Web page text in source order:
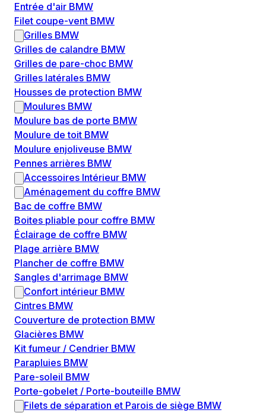
Entrée d'air BMW
Filet coupe-vent BMW
Grilles BMW
Grilles de calandre BMW
Grilles de pare-choc BMW
Grilles latérales BMW
Housses de protection BMW
Moulures BMW
Moulure bas de porte BMW
Moulure de toit BMW
Moulure enjoliveuse BMW
Pennes arrières BMW
Accessoires Intérieur BMW
Aménagement du coffre BMW
Bac de coffre BMW
Boites pliable pour coffre BMW
Éclairage de coffre BMW
Plage arrière BMW
Plancher de coffre BMW
Sangles d'arrimage BMW
Confort intérieur BMW
Cintres BMW
Couverture de protection BMW
Glacières BMW
Kit fumeur / Cendrier BMW
Parapluies BMW
Pare-soleil BMW
Porte-gobelet / Porte-bouteille BMW
Filets de séparation et Parois de siège BMW